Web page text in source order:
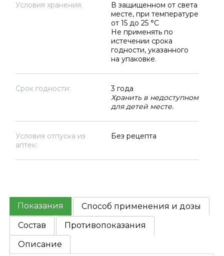
Условия хранения:
В защищенном от света
месте, при температуре
от 15 до 25 °C
Не применять по
истечении срока
годности, указанного
на упаковке.
Срок годности:
3 года
Хранить в недоступном
для детей месте.
Условия отпуска из
аптек:
Без рецепта
Показания
Способ применения и дозы
Состав
Противопоказания
Описание